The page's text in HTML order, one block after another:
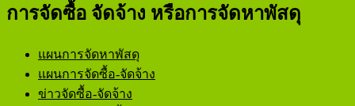
การจัดซื้อ จัดจ้าง หรือการจัดหาพัสดุ
แผนการจัดหาพัสดุ
แผนการจัดซื้อ-จัดจ้าง
ข่าวจัดซื้อ-จัดจ้าง